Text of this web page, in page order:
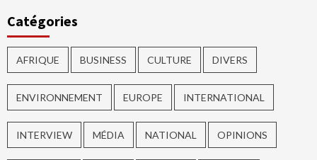
Catégories
AFRIQUE BUSINESS CULTURE DIVERS
ENVIRONNEMENT EUROPE INTERNATIONAL
INTERVIEW MÉDIA NATIONAL OPINIONS